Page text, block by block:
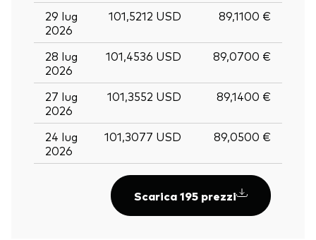
29 lug
2026
101,5212 USD 89,1100 €
28 lug
2026
101,4536 USD 89,0700 €
27 lug
2026
101,3552 USD 89,1400 €
24 lug
2026
101,3077 USD 89,0500 €
Scarica 195 prezzi